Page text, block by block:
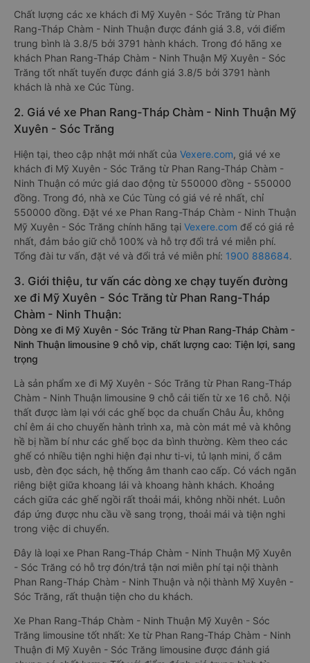
Chất lượng các xe khách đi Mỹ Xuyên - Sóc Trăng từ Phan
Rang-Tháp Chàm - Ninh Thuận được đánh giá 3.8, với điểm
trung bình là 3.8/5 bởi 3791 hành khách. Trong đó hãng xe
khách Phan Rang-Tháp Chàm - Ninh Thuận Mỹ Xuyên - Sóc
Trăng tốt nhất tuyến được đánh giá 3.8/5 bởi 3791 hành
khách là nhà xe Cúc Tùng.
2. Giá vé xe Phan Rang-Tháp Chàm - Ninh Thuận Mỹ
Xuyên - Sóc Trăng
Hiện tại, theo cập nhật mới nhất của Vexere.com, giá vé xe
khách đi Mỹ Xuyên - Sóc Trăng từ Phan Rang-Tháp Chàm -
Ninh Thuận có mức giá dao động từ 550000 đồng - 550000
đồng. Trong đó, nhà xe Cúc Tùng có giá vé rẻ nhất, chỉ
550000 đồng. Đặt vé xe Phan Rang-Tháp Chàm - Ninh Thuận
Mỹ Xuyên - Sóc Trăng chính hãng tại Vexere.com để có giá rẻ
nhất, đảm bảo giữ chỗ 100% và hỗ trợ đổi trả vé miễn phí.
Tổng đài tư vấn, đặt vé và đổi trả vé miễn phí: 1900 888684.
3. Giới thiệu, tư vấn các dòng xe chạy tuyến đường
xe đi Mỹ Xuyên - Sóc Trăng từ Phan Rang-Tháp
Chàm - Ninh Thuận:
Dòng xe đi Mỹ Xuyên - Sóc Trăng từ Phan Rang-Tháp Chàm -
Ninh Thuận limousine 9 chỗ vip, chất lượng cao: Tiện lợi, sang
trọng
Là sản phẩm xe đi Mỹ Xuyên - Sóc Trăng từ Phan Rang-Tháp
Chàm - Ninh Thuận limousine 9 chỗ cải tiến từ xe 16 chỗ. Nội
thất được làm lại với các ghế bọc da chuẩn Châu Âu, không
chỉ êm ái cho chuyến hành trình xa, mà còn mát mẻ và không
hề bị hầm bí như các ghế bọc da bình thường. Kèm theo các
ghế có nhiều tiện nghi hiện đại như ti-vi, tủ lạnh mini, ổ cắm
usb, đèn đọc sách, hệ thống âm thanh cao cấp. Có vách ngăn
riêng biệt giữa khoang lái và khoang hành khách. Khoảng
cách giữa các ghế ngồi rất thoải mái, không nhồi nhét. Luôn
đáp ứng được nhu cầu về sang trọng, thoải mái và tiện nghi
trong việc di chuyển.
Đây là loại xe Phan Rang-Tháp Chàm - Ninh Thuận Mỹ Xuyên
- Sóc Trăng có hỗ trợ đón/trả tận nơi miễn phí tại nội thành
Phan Rang-Tháp Chàm - Ninh Thuận và nội thành Mỹ Xuyên -
Sóc Trăng, rất thuận tiện cho du khách.
Xe Phan Rang-Tháp Chàm - Ninh Thuận Mỹ Xuyên - Sóc
Trăng limousine tốt nhất: Xe từ Phan Rang-Tháp Chàm - Ninh
Thuận đi Mỹ Xuyên - Sóc Trăng limousine được đánh giá